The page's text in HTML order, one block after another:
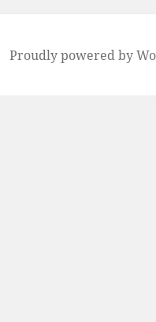
Proudly powered by